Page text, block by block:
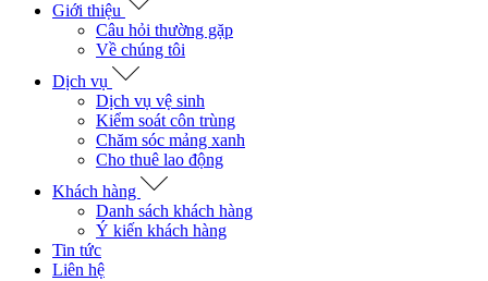
Giới thiệu
Câu hỏi thường gặp
Về chúng tôi
Dịch vụ
Dịch vụ vệ sinh
Kiểm soát côn trùng
Chăm sóc mảng xanh
Cho thuê lao động
Khách hàng
Danh sách khách hàng
Ý kiến khách hàng
Tin tức
Liên hệ